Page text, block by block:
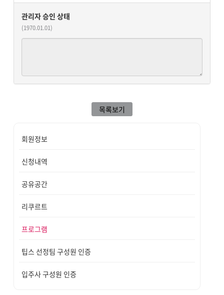
관리자 승인 상태
(1970.01.01)
목록보기
회원정보
신청내역
공유공간
리쿠르트
프로그램
팁스 선정팀 구성원 인증
입주사 구성원 인증